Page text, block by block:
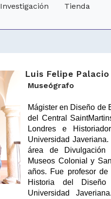
Investigación
Tienda
Luis Felipe
Museógrafo
Mágister en Diseño de
del Central
Londres e
Universidad
área de
Museos Colonial y
años. Fue profesor
Historia del
Universidad